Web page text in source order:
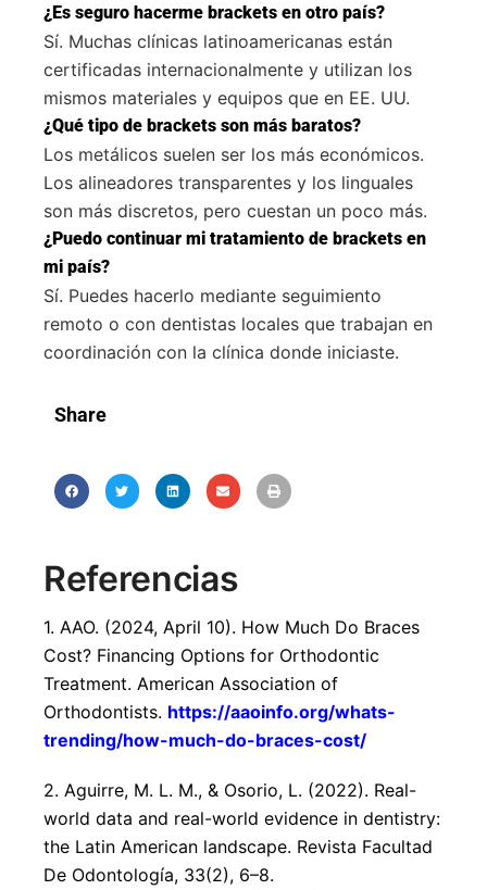
¿Es seguro hacerme brackets en otro país?
Sí. Muchas clínicas latinoamericanas están
certificadas internacionalmente y utilizan los
mismos materiales y equipos que en EE. UU.
¿Qué tipo de brackets son más baratos?
Los metálicos suelen ser los más económicos.
Los alineadores transparentes y los linguales
son más discretos, pero cuestan un poco más.
¿Puedo continuar mi tratamiento de brackets en
mi país?
Sí. Puedes hacerlo mediante seguimiento
remoto o con dentistas locales que trabajan en
coordinación con la clínica donde iniciaste.
Share
Referencias
1. AAO. (2024, April 10). How Much Do Braces
Cost? Financing Options for Orthodontic
Treatment. American Association of
Orthodontists. https://aaoinfo.org/whats-
trending/how-much-do-braces-cost/
2. Aguirre, M. L. M., & Osorio, L. (2022). Real-
world data and real-world evidence in dentistry:
the Latin American landscape. Revista Facultad
De Odontología, 33(2), 6–8.